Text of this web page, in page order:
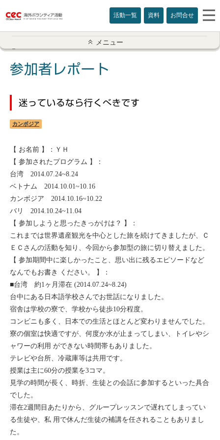
活動一覧 資料 お問合せ
参加者レポート一覧
アメリカ
カナダ
カンボジア
スリランカ
セブ
タイ
台湾
中国/海南島
ニュージーランド
ネパール
バリ
ベトナム
メニュー
参加者レポート
迷っているなら行くべきです
カンボジア
【 お名前 】：ＹＨ
【 参加されたプログラム 】：
台湾 2014.07.24~8.24
ベトナム 2014.10.01~10.16
カンボジア 2014.10.16~10.22
バリ 2014.10.24~11.04
【 参加しようと思ったきっかけは？ 】：
これまでは世界遺産観光を中心とした旅を続けてきましたが、Ｃ
ＥＣさんの活動を知り、今回から参加型の旅に切り替えました。
【 参加期間中に楽しかったこと、思い出に残るエピソードなど
なんでもお書き ください。 】：
■台湾 約1ヶ月滞在 (2014.07.24~8.24)
台中にある日本語学校さんでお世話になりました。
宿舎は学校の寮で、学校から徒歩10分程度。
コンビニも多く、日本での生活とほとんど変わりませんでした。
寮の個室は快適ですが、何度か水が止まってしまい、トイレやシ
ャワーの利用 ができない時間帯もありました。
テレビや台所、冷蔵庫等は共用です。
授業は主に60分の授業を3コマ。
見学の時間が長く、時折、生徒との会話に参加するといった具合
でした。
滞在2週間目あたりから、グループレッスンで遅れてしまってい
る生徒や、私 用で休んだ生徒の補講を任されることもありまし
た。